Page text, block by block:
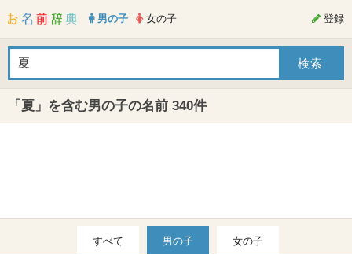
男の子 女の子 登録
「夏」を含む男の子の名前 340件
すべて 男の子 女の子